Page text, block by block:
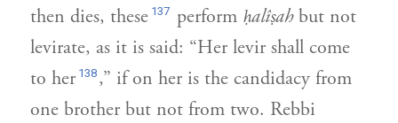
then dies, these 137 perform ḥalîṣahbut not
levirate, as it is said: “Her levir shall come
to her 138,” if on her is the candidacy from
one brother but not from two. Rebbi